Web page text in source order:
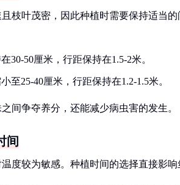
枝叶茂密，因此种植时需要保持适当
30-50厘米，行距保持在1.5-2米。
至25-40厘米，行距保持在1.2-1.5米。
间争夺养分，还能减少病虫害的发生。
间
度较为敏感。种植时间的选择直接影响